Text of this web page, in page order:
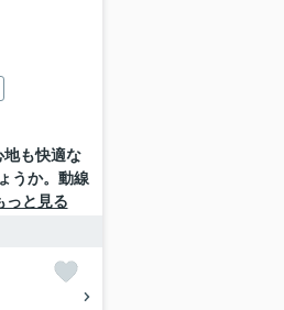
地も快適な
うか。動線
っと見る